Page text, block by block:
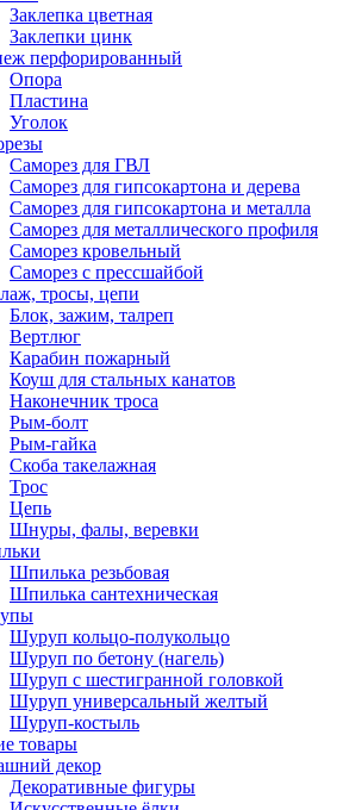
Заклепка цветная
Заклепки цинк
перфорированный
Опора
Пластина
Уголок
Саморез для ГВЛ
Саморез для гипсокартона и дерева
Саморез для гипсокартона и металла
Саморез для металлического профиля
Саморез кровельный
Саморез с прессшайбой
тросы, цепи
Блок, зажим, талреп
Вертлюг
Карабин пожарный
Коуш для стальных канатов
Наконечник троса
Рым-болт
Рым-гайка
Скоба такелажная
Трос
Цепь
Шнуры, фалы, веревки
Шпилька резьбовая
Шпилька сантехническая
Шуруп кольцо-полукольцо
Шуруп по бетону (нагель)
Шуруп с шестигранной головкой
Шуруп универсальный желтый
Шуруп-костыль
товары
декор
Декоративные фигуры